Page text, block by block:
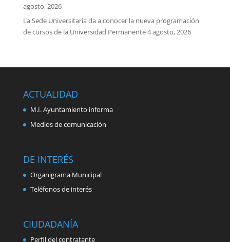
agosto, 2026
La Sede Universitaria da a conocer la nueva programación
de cursos de la Universidad Permanente4 agosto, 2026
ACTUALIDAD
M.I. Ayuntamiento informa
Medios de comunicación
DE INTERÉS
Organigrama Municipal
Teléfonos de interés
CIUDADANÍA
Perfil del contratante